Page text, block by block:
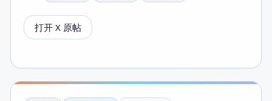
打开 X 原帖